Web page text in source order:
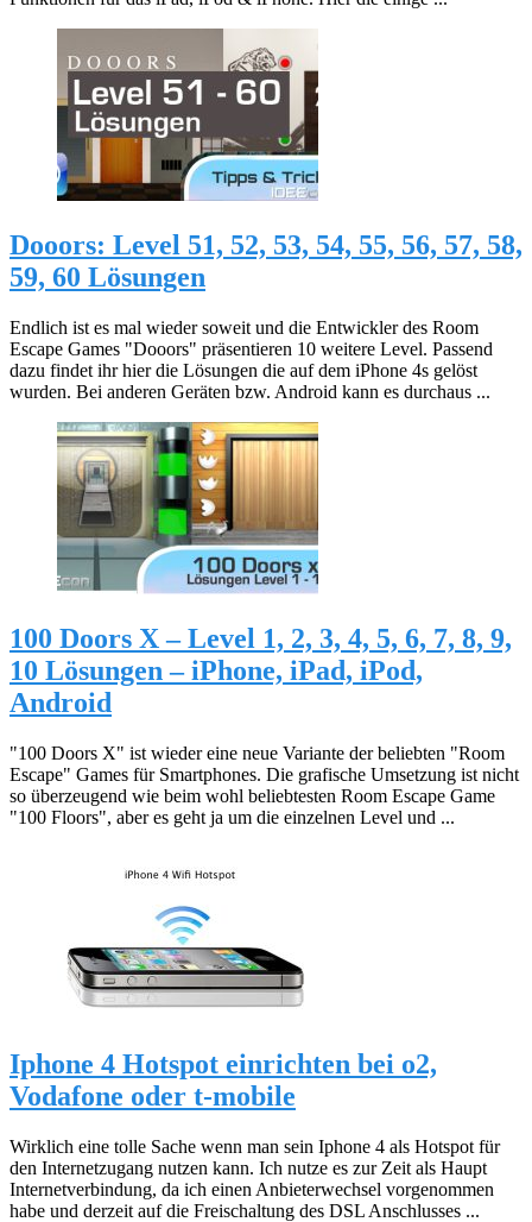
Dooors: Level 51, 52, 53, 54, 55, 56, 57, 58,
59, 60 Lösungen
Endlich ist es mal wieder soweit und die Entwickler des Room
Escape Games "Dooors" präsentieren 10 weitere Level. Passend
dazu findet ihr hier die Lösungen die auf dem iPhone 4s gelöst
wurden. Bei anderen Geräten bzw. Android kann es durchaus ...
100 Doors X – Level 1, 2, 3, 4, 5, 6, 7, 8, 9,
10 Lösungen – iPhone, iPad, iPod,
Android
"100 Doors X" ist wieder eine neue Variante der beliebten "Room
Escape" Games für Smartphones. Die grafische Umsetzung ist nicht
so überzeugend wie beim wohl beliebtesten Room Escape Game
"100 Floors", aber es geht ja um die einzelnen Level und ...
Iphone 4 Hotspot einrichten bei o2,
Vodafone oder t-mobile
Wirklich eine tolle Sache wenn man sein Iphone 4 als Hotspot für
den Internetzugang nutzen kann. Ich nutze es zur Zeit als Haupt
Internetverbindung, da ich einen Anbieterwechsel vorgenommen
habe und derzeit auf die Freischaltung des DSL Anschlusses ...